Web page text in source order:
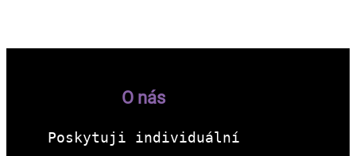
O nás
Poskytuji individuální